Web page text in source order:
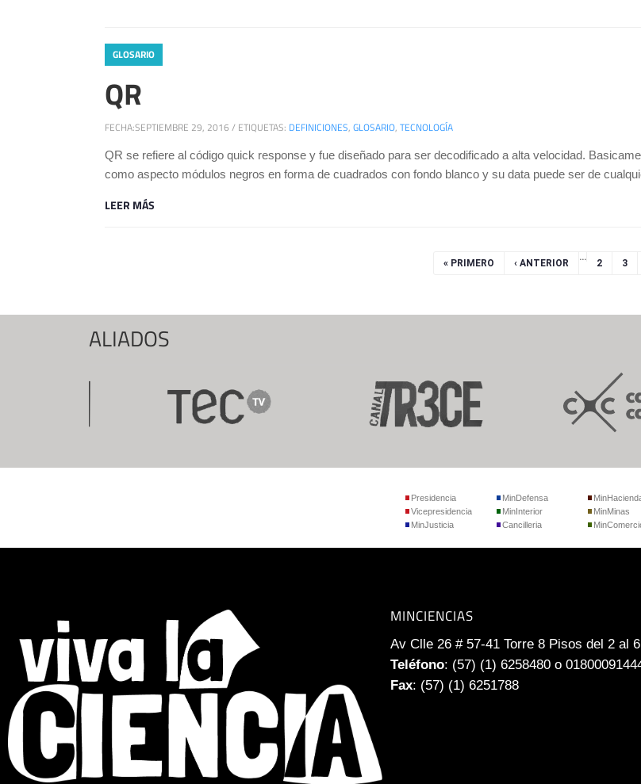
GLOSARIO
QR
FECHA:SEPTIEMBRE 29, 2016 / ETIQUETAS: DEFINICIONES, GLOSARIO, TECNOLOGÍA
QR se refiere al código quick response y fue diseñado para ser decodificado a alta velocidad.
como aspecto módulos negros en forma de cuadrados con fondo blanco y su data puede ser de
LEER MÁS
« PRIMERO ‹ ANTERIOR
…
2 3
ALIADOS
Presidencia
Vicepresidencia
MinJusticia
MinDefensa
MinInterior
Cancilleria
MinMinas
MINCIENCIAS
Av Clle 26 # 57-41 Torre 8 Pisos del 2 al 6
Teléfono: (57) (1) 6258480 o
Fax: (57) (1) 6251788